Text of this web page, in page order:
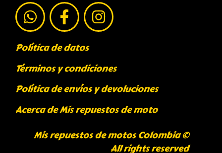
Política de datos
Términos y condiciones
Política de envíos y devoluciones
Acerca de Mis repuestos de moto
Mis repuestos de motos Colombia ©
All rights reserved